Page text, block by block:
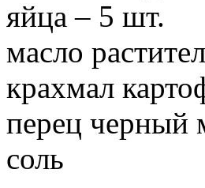
яйца – 5 шт.
масло
крахмал
перец черный
соль